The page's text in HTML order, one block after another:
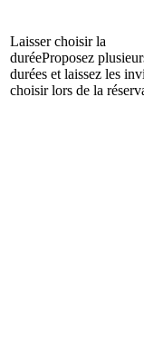
Laisser choisir la
duréeProposez
durées et laissez les
choisir lors de la